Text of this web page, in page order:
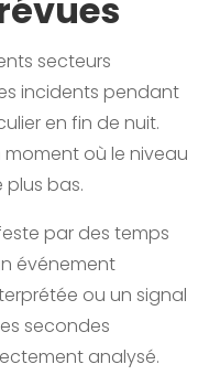
secteurs
incidents pendant
en fin de nuit.
où le niveau
bas.
par des temps
événement
ou un signal
secondes
analysé.